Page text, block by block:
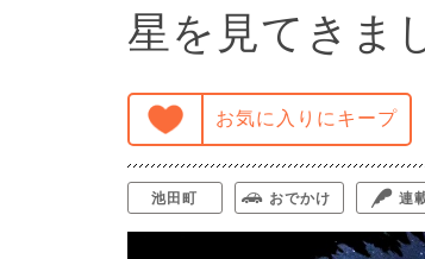
星を見てきま
お気に入りにキープ
池田町 おでかけ 連